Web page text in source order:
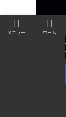
メニュー ホーム